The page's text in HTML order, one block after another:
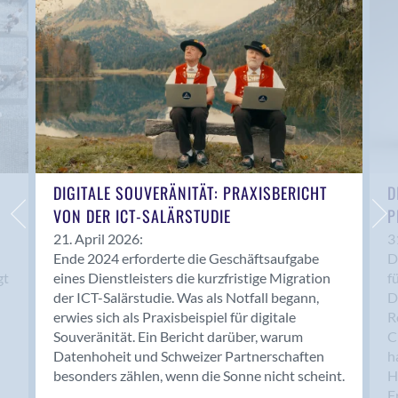
Anwil
Appenzell
Au SG
Baar
Baden
Balsthal
Balzers
Basel
Bassersdorf
Belp
Bendern
Benken (SG)
Bergdietikon
Berlin
Bern
Bern - Liebefeld
DIGITALE SOUVERÄNITÄT: PRAXISBERICHT
VON DER ICT-SALÄRSTUDIE
21. April 2026:
Ende 2024 erforderte die Geschäftsaufgabe
eines Dienstleisters die kurzfristige Migration
der ICT-Salärstudie. Was als Notfall begann,
erwies sich als Praxisbeispiel für digitale
Souveränität. Ein Bericht darüber, warum
Datenhoheit und Schweizer Partnerschaften
besonders zählen, wenn die Sonne nicht scheint.